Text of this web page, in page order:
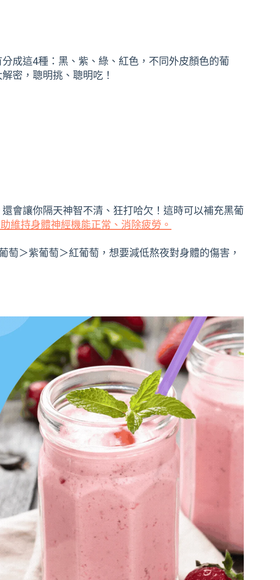
成這4種：黑、紫、綠、紅色，不同外皮顏色的葡
密，聰明挑、聰明吃！
會讓你隔天神智不清、狂打哈欠！這時可以補充黑葡
維持身體神經機能正常、消除疲勞。
＞紫葡萄＞紅葡萄，想要減低熬夜對身體的傷害，